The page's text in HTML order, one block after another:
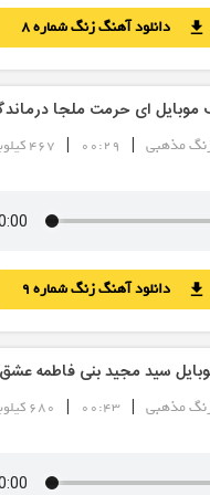
download دانلود آهنگ زنگ شماره 8
موبایل ای حرمت ملجا
مذهبی |
00:29
| 467 کیلوبایت
download دانلود آهنگ زنگ شماره 9
سید مجید بنی فاطمه
مذهبی |
00:43
| 680 کیلوبایت